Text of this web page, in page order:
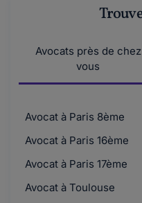
Maddyhp
le
bien distincts.Vous
Bonjour, Je viens de
je bénéficie de
Avocats près de chez
vous
Avocat à Paris 8ème
Avocat à Paris 16ème
Avocat à Paris 17ème
Avocat à Toulouse